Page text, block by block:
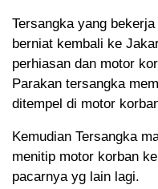
Tersangka yang
berniat kembali ke
perhiasan dan motor
Parakan tersangka
ditempel di motor
Kemudian Tersangka
menitip motor korban
pacarnya yg lain lagi.